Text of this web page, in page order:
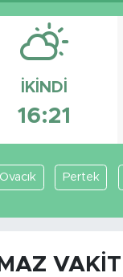
İKINDI
16:21
Ovacık Pertek